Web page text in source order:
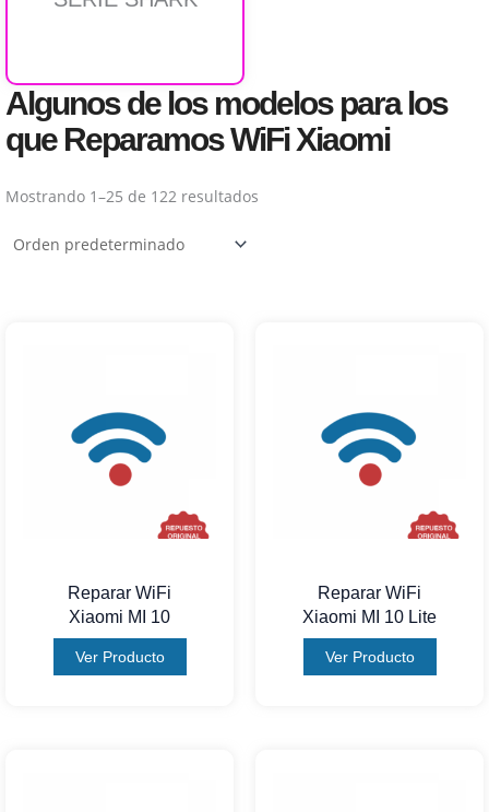
Algunos de los modelos para los
que Reparamos WiFi Xiaomi
Mostrando 1–25 de 122 resultados
Reparar WiFi
Xiaomi MI 10
Ver Producto
Reparar WiFi
Xiaomi MI 10 Lite
Ver Producto